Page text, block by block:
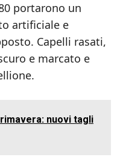
portarono un
artificiale e
Capelli rasati,
e marcato e
nuovi tagli